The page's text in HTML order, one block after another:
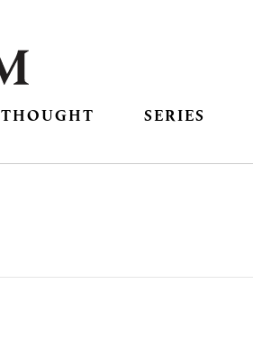
THOUGHT SERIES